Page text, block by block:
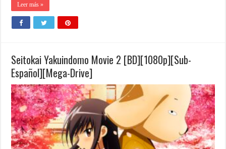
Leer más »
Seitokai Yakuindomo Movie 2 [BD][1080p][Sub-
Español][Mega-Drive]